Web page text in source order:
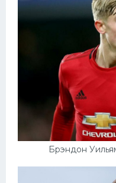
Брэндон